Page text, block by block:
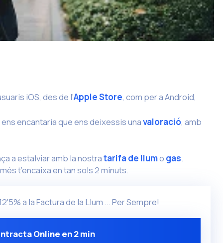
iOS, des de l’Apple Store, com per a Android,
encantaria que ens deixessis unavaloració, amb
a estalviar amb la nostratarifa de llumo gas.
t’encaixa en tan sols 2 minuts.
a la Factura de la Llum ... Per Sempre!
Online en 2 min